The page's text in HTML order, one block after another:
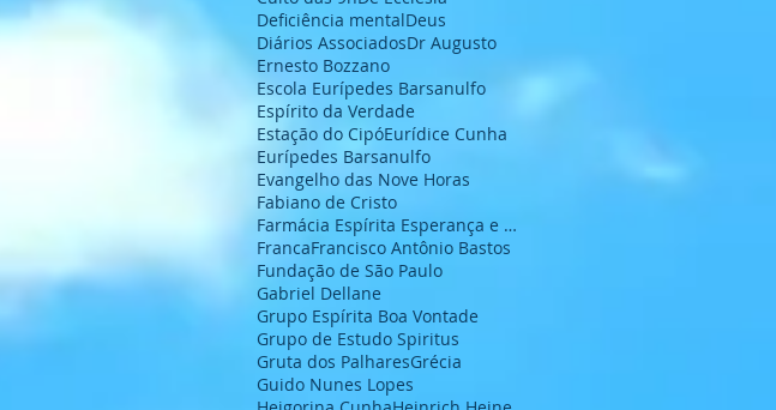
Deficiência mentalDeus
Diários AssociadosDr Augusto
Ernesto Bozzano
Escola Eurípedes Barsanulfo
Espírito da Verdade
Estação do CipóEurídice Cunha
Eurípedes Barsanulfo
Evangelho das Nove Horas
Fabiano de Cristo
Farmácia Espírita Esperança e Caridade
FrancaFrancisco Antônio Bastos
Fundação de São Paulo
Gabriel Dellane
Grupo Espírita Boa Vontade
Grupo de Estudo Spiritus
Gruta dos PalharesGrécia
Guido Nunes Lopes